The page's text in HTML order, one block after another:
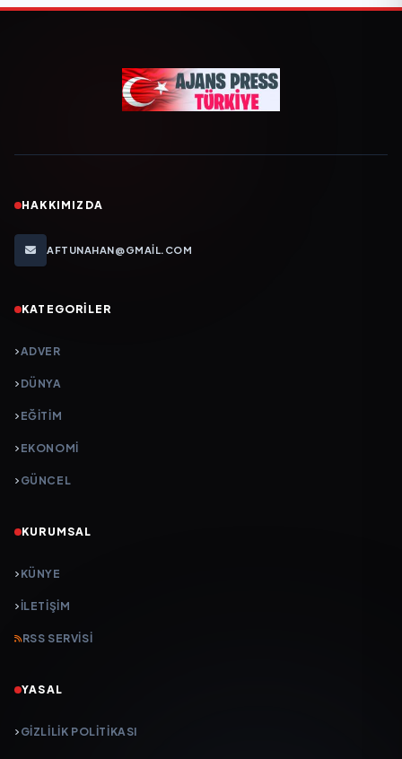
HAKKIMIZDA
AFTUNAHAN@GMAIL.COM
KATEGORILER
ADVER
DÜNYA
EĞİTİM
EKONOMİ
GÜNCEL
KURUMSAL
KÜNYE
İLETIŞIM
RSS SERVISI
YASAL
GIZLILIK POLITIKASI